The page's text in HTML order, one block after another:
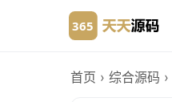
首页 › 综合源码 ›